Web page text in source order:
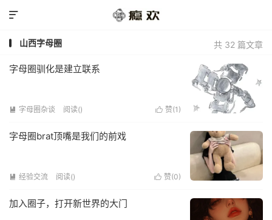

共 32 篇文章
山西字母圈
字母圈驯化是建立联系
 赞(1 )
 字母圈杂谈 阅读()
字母圈brat顶嘴是我们的前戏
 赞(0)
 经验交流 阅读()
加入圈子，打开新世界的大门